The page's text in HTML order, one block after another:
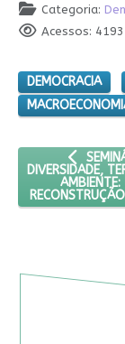
Categoria:
Acessos: 4193
DEMOCRACIA
ARTIGO
DIVERSIDADE,